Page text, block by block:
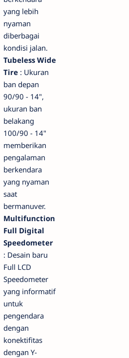
yang lebih
nyaman
diberbagai
kondisi jalan.
Tubeless Wide
Tire : Ukuran
ban depan
90/90 - 14",
ukuran ban
belakang
100/90 - 14"
memberikan
pengalaman
berkendara
yang nyaman
saat
bermanuver.
Multifunction
Full Digital
Speedometer
: Desain baru
Full LCD
Speedometer
yang informatif
untuk
pengendara
dengan
konektifitas
dengan Y-